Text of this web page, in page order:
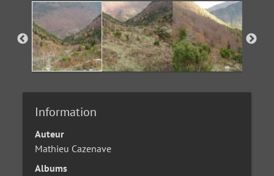
Information
Auteur
Mathieu Cazenave
Albums